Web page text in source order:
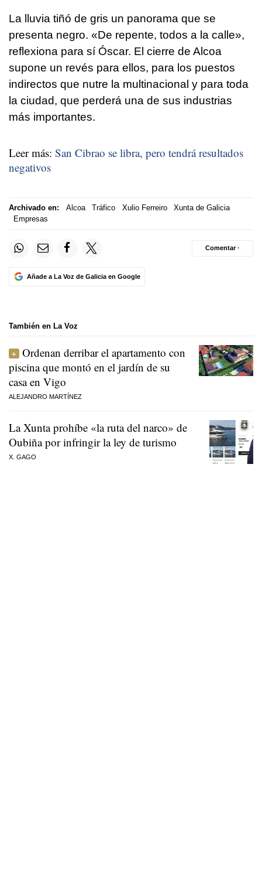
La lluvia tiñó de gris un panorama que se
presenta negro. «De repente, todos a la calle»,
reflexiona para sí Óscar. El cierre de Alcoa
supone un revés para ellos, para los puestos
indirectos que nutre la multinacional y para toda
la ciudad, que perderá una de sus industrias
más importantes.
Leer más: San Cibrao se libra, pero tendrá resultados
negativos
Archivado en: Alcoa Tráfico Xulio Ferreiro
Xunta de Galicia
Empresas
Añade a La Voz de Galicia en Google
Comentar ·
También en La Voz
Ordenan derribar el apartamento con
piscina que montó en el jardín de su
casa en Vigo
ALEJANDRO MARTÍNEZ
La Xunta prohíbe «la ruta del narco» de
Oubiña por infringir la ley de turismo
X. GAGO